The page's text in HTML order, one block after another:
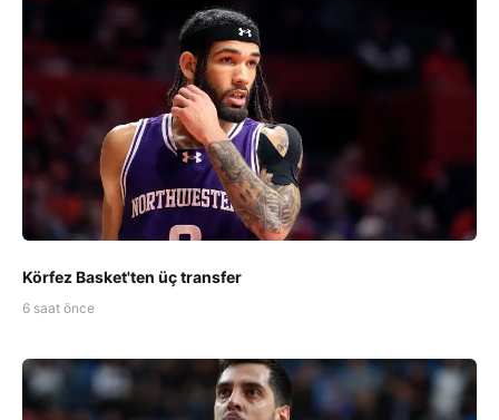
Körfez Basket'ten üç transfer
6 saat önce